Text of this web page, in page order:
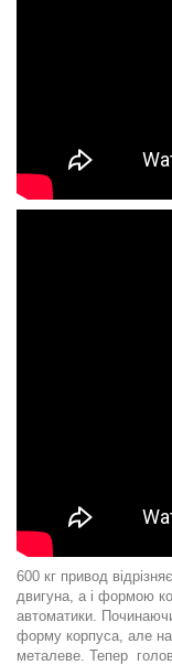
600 кг привод
двигуна, а і формою
автоматики.
форму корпуса, але
металеве. Тепер